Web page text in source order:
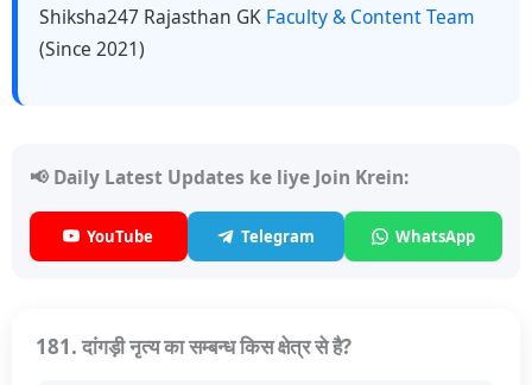
Shiksha247 Rajasthan GK Faculty & Content Team
(Since 2021)
📢 Daily Latest Updates ke liye Join Krein:
YouTube Telegram WhatsApp
181. दांगड़ी नृत्य का सम्बन्ध किस क्षेत्र से है?